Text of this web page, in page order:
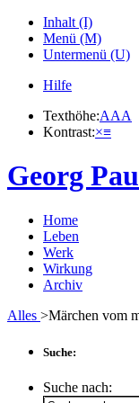
Inhalt (I)
Menü (M)
Untermenü (U)
Hilfe
Texthöhe:AAA
Kontrast:×≡
Georg
Home
Leben
Werk
Wirkung
Archiv
Alles >Märchen vom
Suche:
Suche nach: